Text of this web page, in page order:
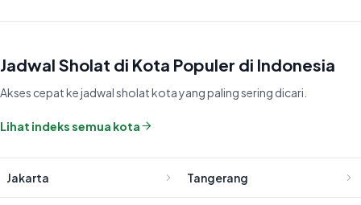
Jadwal Sholat di Kota Populer di Indonesia
Akses cepat ke jadwal sholat kota yang paling sering dicari.
Lihat indeks semua kota
Jakarta Tangerang